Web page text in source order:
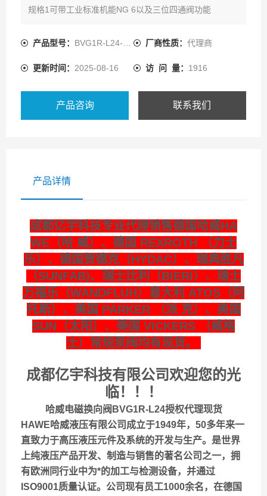
规格1可带工业标准机能NG 6以及三位四通阀功能
产品型号： BVG1R-L24-3/8 厂商性质： 代理商
更新时间： 2025-08-16 访 问 量： 1916
产品咨询 联系我们
产品详情
成都亿宇科技专业代理销售德国哈威HA
WE（哈 威）、德国 REXROTH （力士
乐）、德国贺德克（HYDAC）、瑞典胜凡
（SUNFAB)、瑞士比利（BIERI）、瑞士
万福乐（WANDFLUH）意大利 ATOS（阿
托斯）、美国 PARKER （派 克）、美国
SUN（太阳）、美国 VICKERS （威格
士）常规泵阀均有现货。
成都亿宇科技有限公司欢迎您的光
临！！！
哈威电磁换向阀BVG1R-L24授权代理现货
HAWE哈威液压有限公司成立于1949年，50多年来一
直致力于高压液压元件及系统的开发与生产。是世界
上纯液压产品开发、制造与销售的著名公司之一，拥
有欧洲同行业中为*的加工与检测设备，并通过
ISO9001质量认证。公司现有员工1000余名，在德国